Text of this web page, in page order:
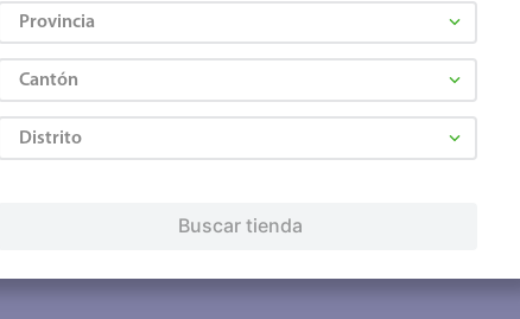
Provincia
Cantón
Distrito
Buscar tienda